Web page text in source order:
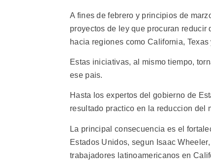
A fines de febrero y principios de
proyectos de ley que procuran
hacia regiones como California, Texas
Estas iniciativas, al mismo tiempo,
ese pais.
Hasta los expertos del gobierno de
resultado practico en la reduccion del
La principal consecuencia es el
Estados Unidos, segun Isaac
trabajadores latinoamericanos en